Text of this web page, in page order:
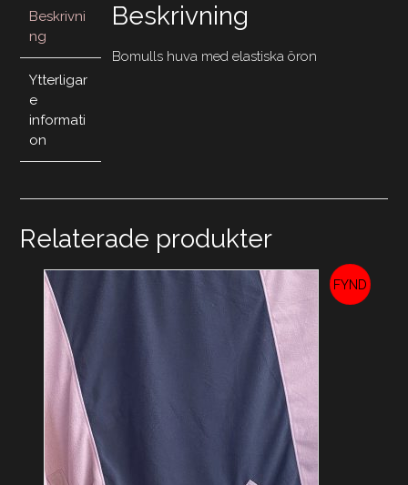
Beskrivni
ng
Ytterligar
e
informati
on
Beskrivning
Bomulls huva med elastiska öron
Relaterade produkter